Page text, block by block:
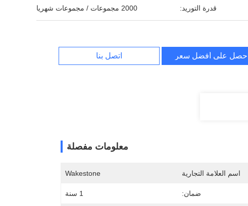
قدرة التوريد: 2000 مجموعات / مجموعات شهريا
احصل على أفضل سعر اتصل بنا
معلومات مفصلة
اسم العلامة التجارية Wakestone
ضمان: 1 سنة